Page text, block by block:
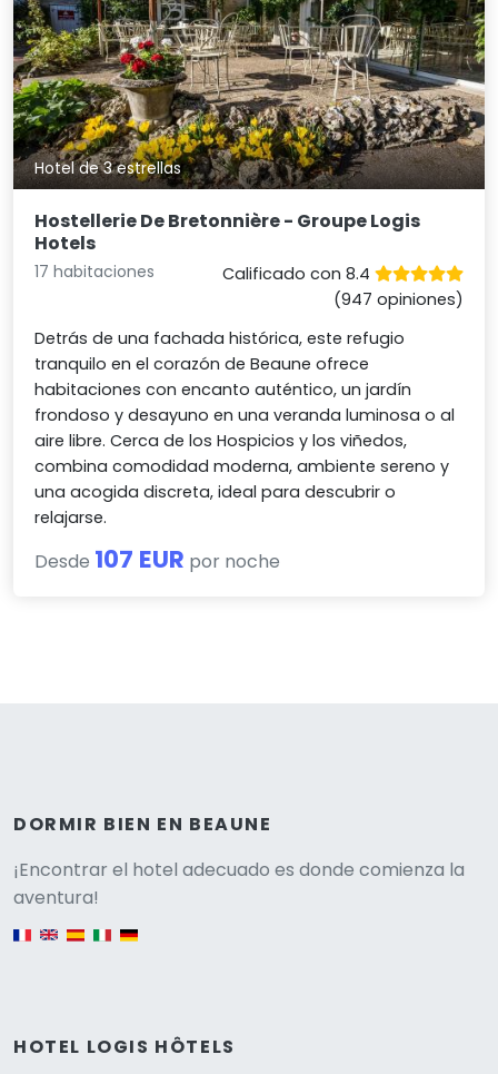
Hotel de 3 estrellas
Hostellerie De Bretonnière - Groupe Logis
Hotels
17 habitaciones
Calificado con 8.4
(947 opiniones)
Detrás de una fachada histórica, este refugio
tranquilo en el corazón de Beaune ofrece
habitaciones con encanto auténtico, un jardín
frondoso y desayuno en una veranda luminosa o al
aire libre. Cerca de los Hospicios y los viñedos,
combina comodidad moderna, ambiente sereno y
una acogida discreta, ideal para descubrir o
relajarse.
Desde 107 EUR por noche
DORMIR BIEN EN BEAUNE
¡Encontrar el hotel adecuado es donde comienza la
aventura!
HOTEL LOGIS HÔTELS